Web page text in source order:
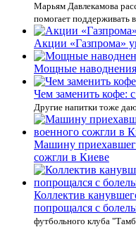
Марьям Давлекамова
помогает поддерживать
Акции «Газпрома»
Мощные наводнения
Чем заменить кофе:
Другие напитки тоже
Машину
сожгли в Киеве
Коллектив
попрощался с
футбольного клуба